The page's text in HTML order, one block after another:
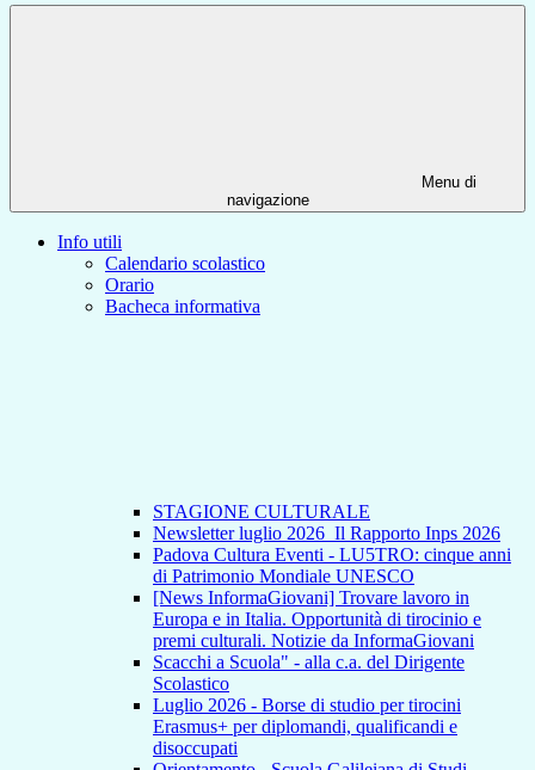
Menu di
navigazione
Info utili
Calendario scolastico
Orario
Bacheca informativa
STAGIONE CULTURALE
Newsletter luglio 2026_Il Rapporto Inps 2026
Padova Cultura Eventi - LU5TRO: cinque anni
di Patrimonio Mondiale UNESCO
[News InformaGiovani] Trovare lavoro in
Europa e in Italia. Opportunità di tirocinio e
premi culturali. Notizie da InformaGiovani
Scacchi a Scuola" - alla c.a. del Dirigente
Scolastico
Luglio 2026 - Borse di studio per tirocini
Erasmus+ per diplomandi, qualificandi e
disoccupati